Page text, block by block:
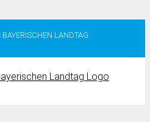
LANDTAG